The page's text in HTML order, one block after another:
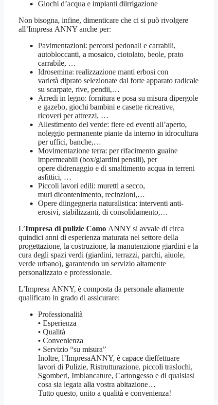
Giochi d’acqua e impianti diirrigazione
Non bisogna, infine, dimenticare che ci si può rivolgere
all’Impresa ANNY anche per:
Pavimentazioni: percorsi pedonali e carrabili,
autobloccanti, a mosaico, ciotolato, beole, prato
carrabile, …
Idrosemina: realizzazione manti erbosi con
varietà diprato selezionate dal forte apparato radicale
su scarpate, rive, pendii,…
Arredi in legno: fornitura e posa su misura dipergole
e gazebo, giochi bambini e casette ricreative,
ricoveri per attrezzi, …
Allestimento del verde: fiere ed eventi all’aperto,
noleggio permanente piante da interno in idrocultura
per uffici, banche,…
Movimentazione terra: per rifacimento guaine
impermeabili (box/giardini pensili), per
opere didrenaggio e di smaltimento acqua in terreni
asfittici, …
Piccoli lavori edili: muretti a secco,
muri dicontenimento, recinzioni,…
Opere diingegneria naturalistica: interventi anti-
erosivi, stabilizzanti, di consolidamento,…
L’Impresa di pulizie Como ANNY si avvale di circa
quindici anni di esperienza maturata nel settore della
progettazione, la costruzione, la manutenzione giardini e la
cura degli spazi verdi (giardini, terrazzi, parchi, aiuole,
verde urbano), garantendo un servizio altamente
personalizzato e professionale.
L’Impresa ANNY, è composta da personale altamente
qualificato in grado di assicurare:
Professionalità
• Esperienza
• Qualità
• Convenienza
• Servizio “su misura”
Inoltre, l’ImpresaANNY, è capace dieffettuare
lavori di Pulizie, Ristrutturazione, piccoli traslochi,
Sgomberi, Imbiancature, Cartongesso e di qualsiasi
cosa sia legata alla vostra abitazione…
Tutto questo, unito a qualità e convenienza!